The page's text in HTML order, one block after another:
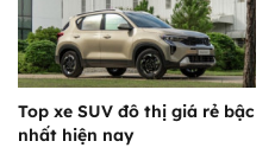
Top xe SUV đô thị giá rẻ bậc
nhất hiện nay